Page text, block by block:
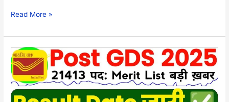
Read More »
India
Post
GDS
Result
2025: